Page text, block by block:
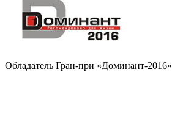
Обладатель Гран-при «Доминант-2016»